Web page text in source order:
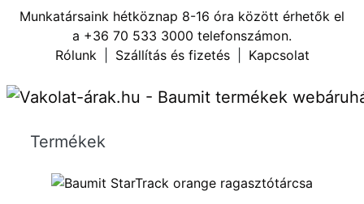
Munkatársaink hétköznap 8-16 óra között érhetők el
a +36 70 533 3000 telefonszámon.
Rólunk
Szállítás és fizetés Kapcsolat
Termékek